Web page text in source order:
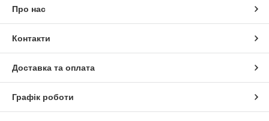
Про нас
Контакти
Доставка та оплата
Графік роботи